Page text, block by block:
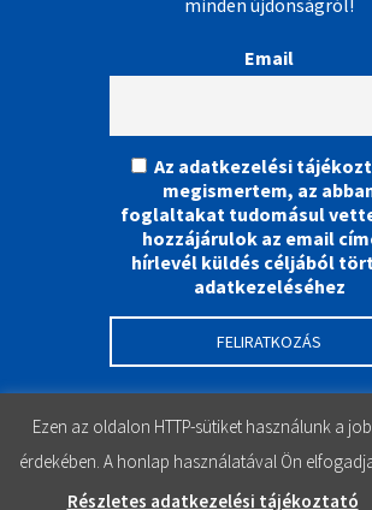
minden újdonságról!
Email
Az adatkezelési
megismertem, az
foglaltakat tudomásul
hozzájárulok az email
hírlevél küldés céljából
adatkezeléséhez
Ezen az oldalon HTTP-sütiket használunk a
érdekében. A honlap használatával Ön
Részletes adatkezelési tájékoztató